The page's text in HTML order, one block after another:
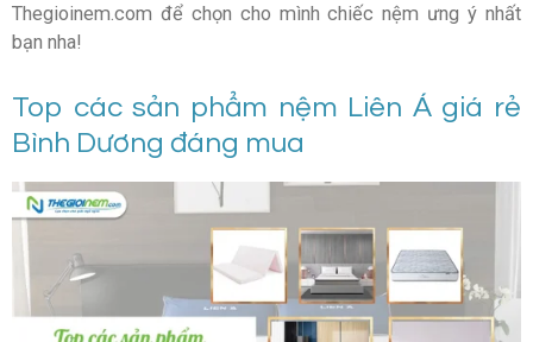
Thegioinem.com để chọn cho mình chiếc nệm ưng ý nhất
bạn nha!
Top các sản phẩm nệm Liên Á giá rẻ
Bình Dương đáng mua